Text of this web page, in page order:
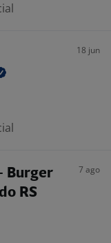
18 jun
Burger
RS
7 ago